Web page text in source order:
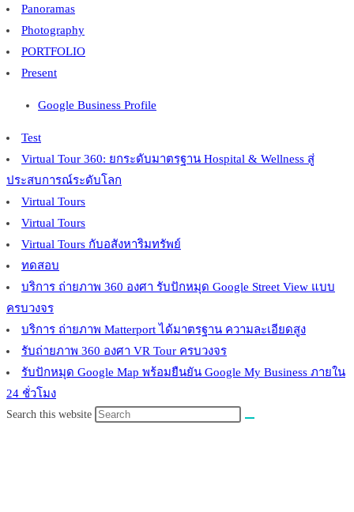
Panoramas
Photography
PORTFOLIO
Present
Google Business Profile
Test
Virtual Tour 360: ยกระดับมาตรฐาน Hospital & Wellness สู่
ประสบการณ์ระดับโลก
Virtual Tours
Virtual Tours
Virtual Tours กับอสังหาริมทรัพย์
ทดสอบ
บริการ ถ่ายภาพ 360 องศา รับปักหมุด Google Street View แบบ
ครบวงจร
บริการ ถ่ายภาพ Matterport ได้มาตรฐาน ความละเอียดสูง
รับถ่ายภาพ 360 องศา VR Tour ครบวงจร
รับปักหมุด Google Map พร้อมยืนยัน Google My Business ภายใน
24 ชั่วโมง
Search this website